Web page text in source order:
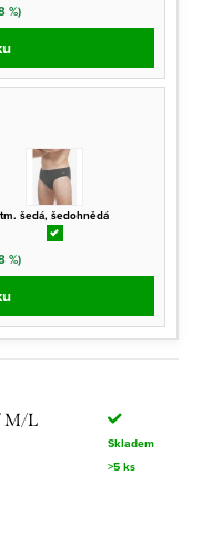
%)
tm. šedá, šedohnědá
%)
M/L
Skladem
>5 ks